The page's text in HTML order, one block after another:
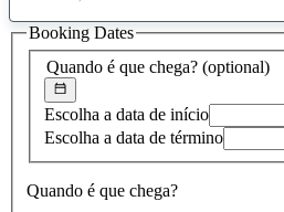
Quando é que chega? (optional)
Escolha a data de início
Escolha a data de término
Quando é que chega?
Booking Dates